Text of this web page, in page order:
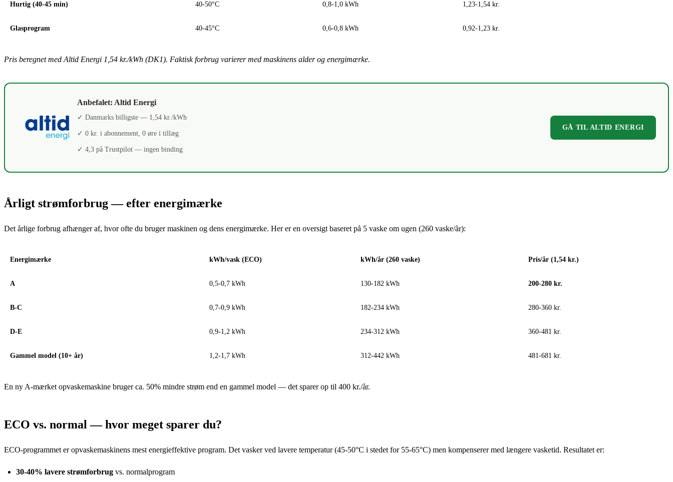
Hurtig (40-45 min) 40-50°C 0,8-1,0 kWh 1,23-1,54 kr.
Glasprogram 40-45°C 0,6-0,8 kWh 0,92-1,23 kr.
Pris beregnet med Altid Energi 1,54 kr./kWh (DK1). Faktisk forbrug varierer med maskinens alder og energimærke.
Anbefalet: Altid Energi
✓ Danmarks billigste — 1,54 kr./kWh
✓ 0 kr. i abonnement, 0 øre i tillæg
✓ 4,3 på Trustpilot — ingen binding
GÅ TIL ALTID ENERGI
Årligt strømforbrug — efter energimærke
Det årlige forbrug afhænger af, hvor ofte du bruger maskinen og dens energimærke. Her er en oversigt baseret på 5 vaske om ugen (260 vaske/år):
Energimærke kWh/vask (ECO) kWh/år (260 vaske) Pris/år (1,54 kr.)
A 0,5-0,7 kWh 130-182 kWh 200-280 kr.
B-C 0,7-0,9 kWh 182-234 kWh 280-360 kr.
D-E 0,9-1,2 kWh 234-312 kWh 360-481 kr.
Gammel model (10+ år) 1,2-1,7 kWh 312-442 kWh 481-681 kr.
En ny A-mærket opvaskemaskine bruger ca. 50% mindre strøm end en gammel model — det sparer op til 400 kr./år.
ECO vs. normal — hvor meget sparer du?
ECO-programmet er opvaskemaskinens mest energieffektive program. Det vasker ved lavere temperatur (45-50°C i stedet for 55-65°C) men kompenserer med længere vasketid. Resultatet er:
30-40% lavere strømforbrug vs. normalprogram